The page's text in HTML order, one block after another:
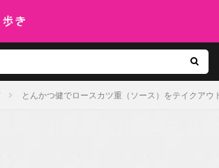
とんかつ健でロースカツ重（ソース）をテイクアウ